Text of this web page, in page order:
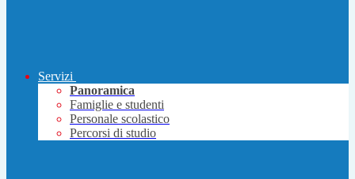
Servizi
Panoramica
Famiglie e studenti
Personale scolastico
Percorsi di studio